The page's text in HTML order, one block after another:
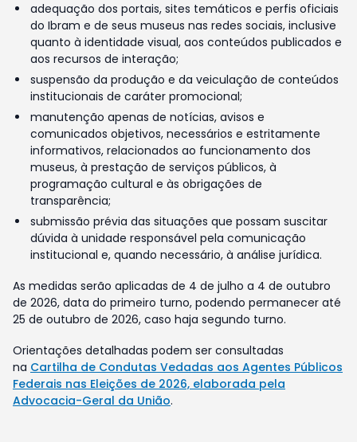
adequação dos portais, sites temáticos e perfis oficiais
do Ibram e de seus museus nas redes sociais, inclusive
quanto à identidade visual, aos conteúdos publicados e
aos recursos de interação;
suspensão da produção e da veiculação de conteúdos
institucionais de caráter promocional;
manutenção apenas de notícias, avisos e
comunicados objetivos, necessários e estritamente
informativos, relacionados ao funcionamento dos
museus, à prestação de serviços públicos, à
programação cultural e às obrigações de
transparência;
submissão prévia das situações que possam suscitar
dúvida à unidade responsável pela comunicação
institucional e, quando necessário, à análise jurídica.
As medidas serão aplicadas de 4 de julho a 4 de outubro
de 2026, data do primeiro turno, podendo permanecer até
25 de outubro de 2026, caso haja segundo turno.
Orientações detalhadas podem ser consultadas
na Cartilha de Condutas Vedadas aos Agentes Públicos
Federais nas Eleições de 2026, elaborada pela
Advocacia-Geral da União.